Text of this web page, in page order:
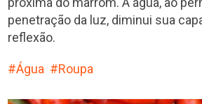
penetração da luz, diminui sua
reflexão.
Água Roupa